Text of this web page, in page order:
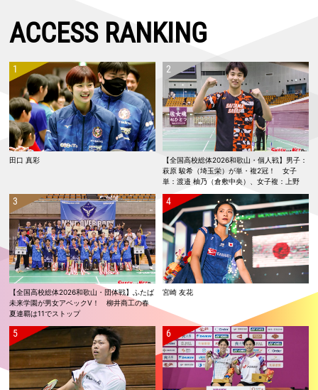
ACCESS RANKING
田口 真彩
【全国高校総体2026和歌山・個人戦】男子：
萩原 駿希（埼玉栄）が単・複2冠！ 女子
単：渡邉 柚乃（倉敷中央）、女子複：上野
覇！
【全国高校総体2026和歌山・団体戦】ふたば
未来学園が男女アベックV！ 柳井商工の春
夏連覇は11でストップ
宮崎 友花